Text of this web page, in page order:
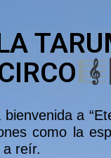
a
como la
a reír.